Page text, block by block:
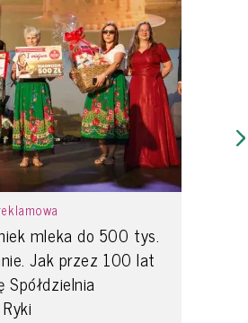
mleka do 500 tys.
Jak przez 100 lat
Spółdzielnia